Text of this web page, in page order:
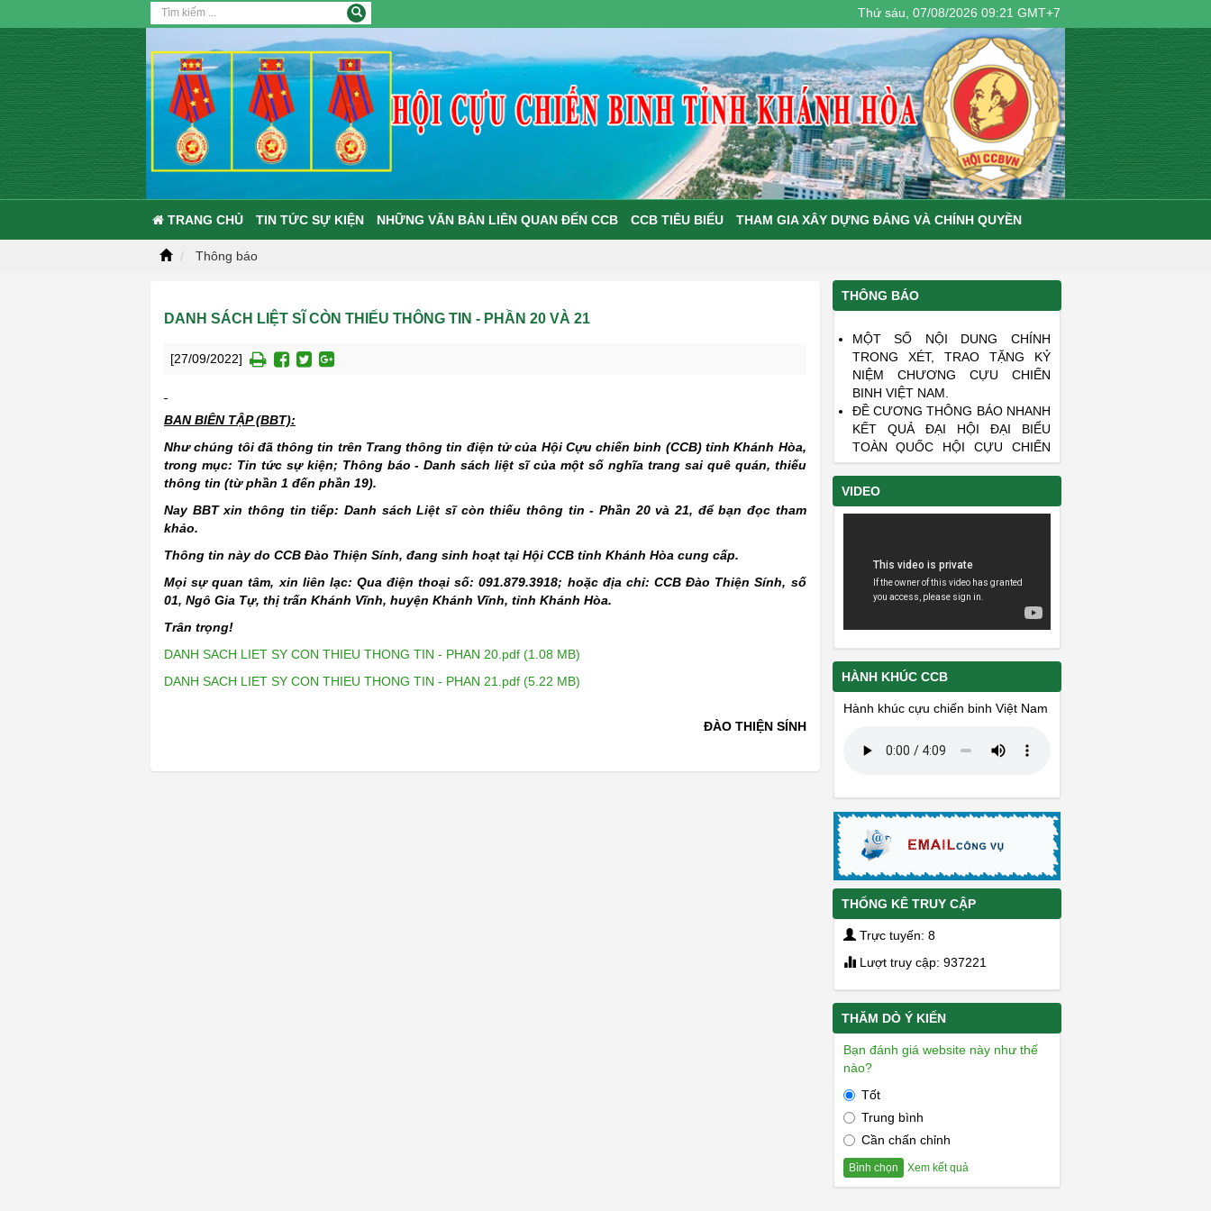
Thứ sáu, 07/08/2026 09:21 GMT+7
TRANG CHỦ TIN TỨC SỰ KIỆN NHỮNG VĂN BẢN LIÊN QUAN ĐẾN CCB CCB TIÊU BIỂU THAM GIA XÂY DỰNG ĐẢNG VÀ CHÍNH QUYỀN
Thông báo
DANH SÁCH LIỆT SĨ CÒN THIẾU THÔNG TIN - PHẦN 20 VÀ 21
[27/09/2022]
BAN BIÊN TẬP (BBT):
Như chúng tôi đã thông tin trên Trang thông tin điện tử của Hội Cựu chiến binh (CCB) tỉnh Khánh Hòa,
trong mục: Tin tức sự kiện; Thông báo - Danh sách liệt sĩ của một số nghĩa trang sai quê quán, thiếu
thông tin (từ phần 1 đến phần 19).
Nay BBT xin thông tin tiếp: Danh sách Liệt sĩ còn thiếu thông tin - Phần 20 và 21, để bạn đọc tham
khảo.
Thông tin này do CCB Đào Thiện Sính, đang sinh hoạt tại Hội CCB tỉnh Khánh Hòa cung cấp.
Mọi sự quan tâm, xin liên lạc: Qua điện thoại số: 091.879.3918; hoặc địa chỉ: CCB Đào Thiện Sính, số
01, Ngô Gia Tự, thị trấn Khánh Vĩnh, huyện Khánh Vĩnh, tỉnh Khánh Hòa.
Trân trọng!
DANH SACH LIET SY CON THIEU THONG TIN - PHAN 20.pdf (1.08 MB)
DANH SACH LIET SY CON THIEU THONG TIN - PHAN 21.pdf (5.22 MB)
ĐÀO THIỆN SÍNH
THÔNG BÁO
TRONG XÉT, TRAO TẶNG KỶ
NIỆM CHƯƠNG CỰU CHIẾN
BINH VIỆT NAM.
ĐỀ CƯƠNG THÔNG BÁO NHANH
KẾT QUẢ ĐẠI HỘI ĐẠI BIỂU
TOÀN QUỐC HỘI CỰU CHIẾN
BINH VIỆT NAM LẦN THỨ VII
TRỤ SỞ LÀM VIỆC CỦA HỘI CỰU
CHIẾN BINH TỈNH KHÁNH HÒA
NỘI- ĐIỆN BIÊN PHỦ TRÊN
KHÔNG” (12/1972 – 12/2022)
DANH SÁCH LIỆT SĨ CÒN THIẾU
THÔNG TIN - PHẦN 22 VÀ PHẦN
23
VIDEO
HÀNH KHÚC CCB
Hành khúc cựu chiến binh Việt Nam
THỐNG KÊ TRUY CẬP
Trực tuyến: 8
Lượt truy cập: 937221
THĂM DÒ Ý KIẾN
Bạn đánh giá website này như thế
nào?
Tốt
Trung bình
Cần chấn chỉnh
Bình chọn Xem kết quả